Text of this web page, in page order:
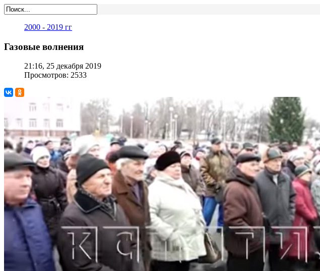
2000 - 2019 гг
Газовые волнения
21:16, 25 декабря 2019
Просмотров: 2533